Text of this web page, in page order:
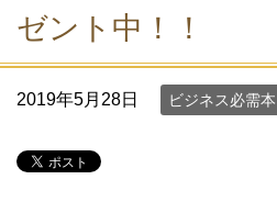
ゼント中！！
2019年5月28日 ビジネス必需本